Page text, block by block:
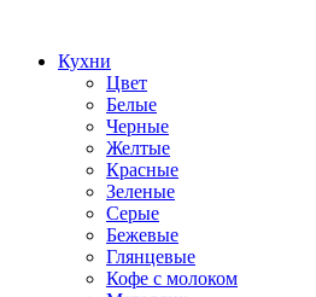
Кухни
Цвет
Белые
Черные
Желтые
Красные
Зеленые
Серые
Бежевые
Глянцевые
Кофе с молоком